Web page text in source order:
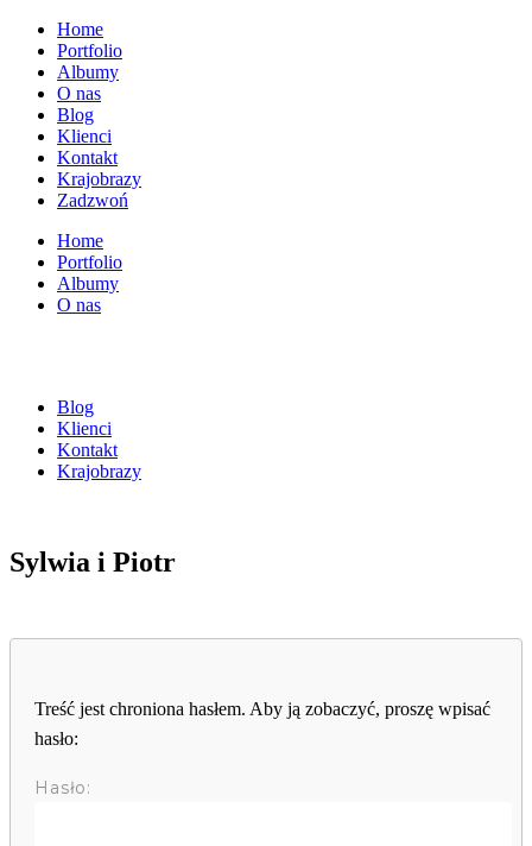
Home
Portfolio
Albumy
O nas
Blog
Klienci
Kontakt
Krajobrazy
Zadzwoń
Home
Portfolio
Albumy
O nas
Blog
Klienci
Kontakt
Krajobrazy
Sylwia i Piotr
Treść jest chroniona hasłem. Aby ją zobaczyć, proszę wpisać
hasło:
Hasło: